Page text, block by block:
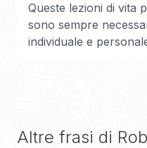
Queste lezioni di vita
sono sempre
individuale e
Altre frasi di